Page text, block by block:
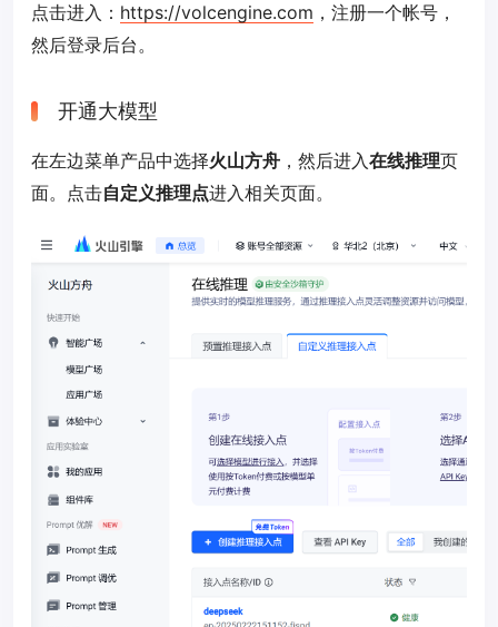
点击进入： https://volcengine.com ，注册一个帐号，
然后登录后台。
开通大模型
在左边菜单产品中选择火山方舟 ，然后进入在线推理页
面。点击自定义推理点进入相关页面。